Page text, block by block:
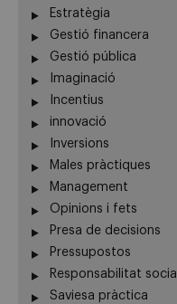
Estratègia
Gestió financera
Gestió pública
Imaginació
Incentius
innovació
Inversions
Males pràctiques
Management
Opinions i fets
Presa de decisions
Pressupostos
Responsabilitat social
Saviesa pràctica